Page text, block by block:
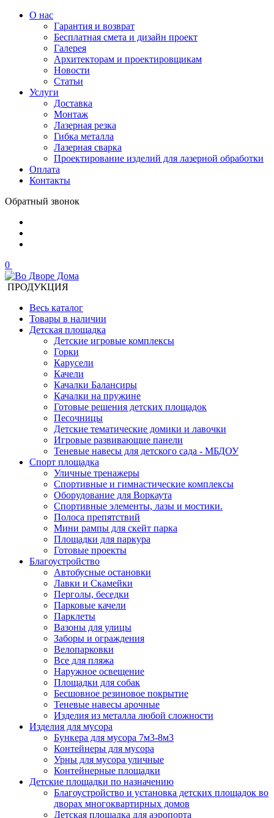
О нас
Гарантия и возврат
Бесплатная смета и дизайн проект
Галерея
Архитекторам и проектировщикам
Новости
Статьи
Услуги
Доставка
Монтаж
Лазерная резка
Гибка металла
Лазерная сварка
Проектирование изделий для лазерной обработки
Оплата
Контакты
Обратный звонок
0
ПРОДУКЦИЯ
Весь каталог
Товары в наличии
Детская площадка
Детские игровые комплексы
Горки
Карусели
Качели
Качалки Балансиры
Качалки на пружине
Готовые решения детских площадок
Песочницы
Детские тематические домики и лавочки
Игровые развивающие панели
Теневые навесы для детского сада - МБДОУ
Спорт площадка
Уличные тренажеры
Спортивные и гимнастические комплексы
Оборудование для Воркаута
Спортивные элементы, лазы и мостики.
Полоса препятствий
Мини рампы для скейт парка
Площадки для паркура
Готовые проекты
Благоустройство
Автобусные остановки
Лавки и Скамейки
Перголы, беседки
Парковые качели
Парклеты
Вазоны для улицы
Заборы и ограждения
Велопарковки
Все для пляжа
Наружное освещение
Площадки для собак
Бесшовное резиновое покрытие
Теневые навесы арочные
Изделия из металла любой сложности
Изделия для мусора
Бункера для мусора 7м3-8м3
Контейнеры для мусора
Урны для мусора уличные
Контейнерные площадки
Детские площадки по назначению
Благоустройство и установка детских площадок во
дворах многоквартирных домов
Детская площадка для аэропорта